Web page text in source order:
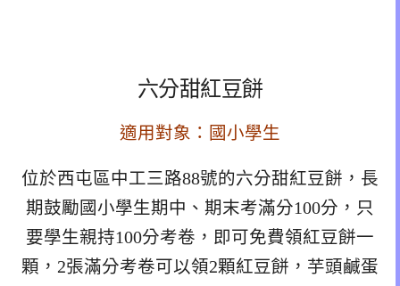
六分甜紅豆餅
適用對象：國小學生
位於西屯區中工三路88號的六分甜紅豆餅，長
期鼓勵國小學生期中、期末考滿分100分，只
要學生親持100分考卷，即可免費領紅豆餅一
顆，2張滿分考卷可以領2顆紅豆餅，芋頭鹹蛋